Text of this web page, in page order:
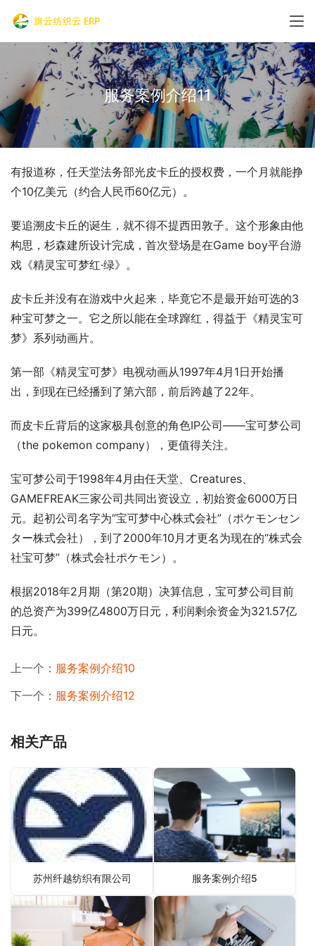
服务案例介绍11
有报道称，任天堂法务部光皮卡丘的授权费，一个月就能挣
个10亿美元（约合人民币60亿元）。
要追溯皮卡丘的诞生，就不得不提西田敦子。这个形象由他
构思，杉森建所设计完成，首次登场是在Game boy平台游
戏《精灵宝可梦红·绿》。
皮卡丘并没有在游戏中火起来，毕竟它不是最开始可选的3
种宝可梦之一。它之所以能在全球蹿红，得益于《精灵宝可
梦》系列动画片。
第一部《精灵宝可梦》电视动画从1997年4月1日开始播
出，到现在已经播到了第六部，前后跨越了22年。
而皮卡丘背后的这家极具创意的角色IP公司——宝可梦公司
（the pokemon company），更值得关注。
宝可梦公司于1998年4月由任天堂、Creatures、
GAMEFREAK三家公司共同出资设立，初始资金6000万日
元。起初公司名字为“宝可梦中心株式会社”（ポケモンセン
ター株式会社），到了2000年10月才更名为现在的“株式会
社宝可梦”（株式会社ポケモン）。
根据2018年2月期（第20期）决算信息，宝可梦公司目前
的总资产为399亿4800万日元，利润剩余资金为321.57亿
日元。
上一个： 服务案例介绍10
下一个： 服务案例介绍12
相关产品
苏州纤越纺织有限公司 服务案例介绍5